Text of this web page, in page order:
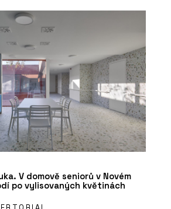
V domově seniorů v Novém
po vylisovaných květinách